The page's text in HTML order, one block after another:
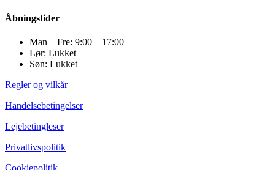
Åbningstider
Man – Fre: 9:00 – 17:00
Lør: Lukket
Søn: Lukket
Regler og vilkår
Handelsebetingelser
Lejebetingleser
Privatlivspolitik
Cookiepolitik